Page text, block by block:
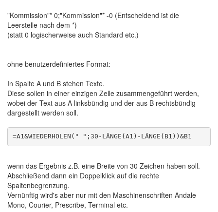
"Kommission"* 0;"Kommission"* -0 (Entscheidend ist die
Leerstelle nach dem *)
(statt 0 logischerweise auch Standard etc.)
ohne benutzerdefiniertes Format:
In Spalte A und B stehen Texte.
Diese sollen in einer einzigen Zelle zusammengeführt werden,
wobei der Text aus A linksbündig und der aus B rechtsbündig
dargestellt werden soll.
wenn das Ergebnis z.B. eine Breite von 30 Zeichen haben soll.
Abschließend dann ein Doppelklick auf die rechte
Spaltenbegrenzung.
Vernünftig wird's aber nur mit den Maschinenschriften Andale
Mono, Courier, Prescribe, Terminal etc.